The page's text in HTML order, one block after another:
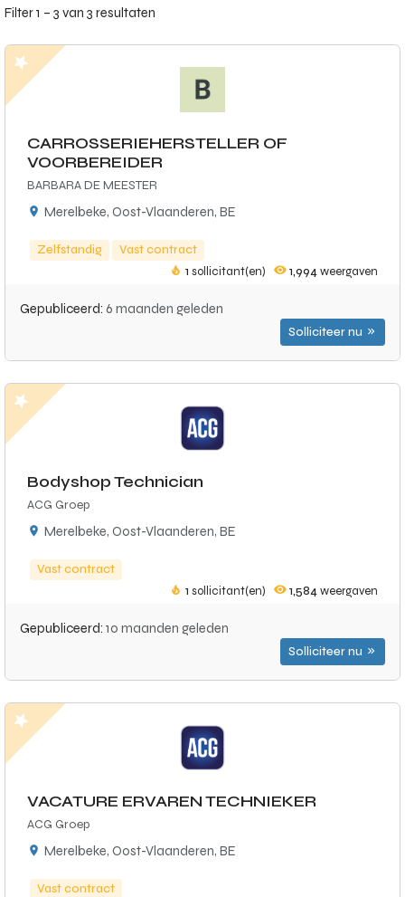
Filter 1 – 3 van 3 resultaten
CARROSSERIEHERSTELLER OF
VOORBEREIDER
BARBARA DE MEESTER
Merelbeke, Oost-Vlaanderen, BE
Zelfstandig
Vast contract
1 sollicitant(en) 1,994weergaven
Gepubliceerd: 6 maanden geleden
Solliciteer nu
Bodyshop Technician
ACG Groep
Merelbeke, Oost-Vlaanderen, BE
Vast contract
1 sollicitant(en) 1,584weergaven
Gepubliceerd: 10 maanden geleden
Solliciteer nu
VACATURE ERVAREN TECHNIEKER
ACG Groep
Merelbeke, Oost-Vlaanderen, BE
Vast contract